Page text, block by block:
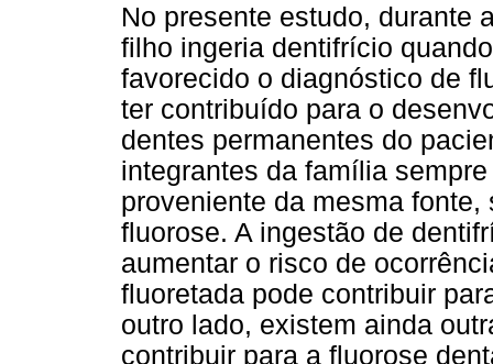
No presente estudo, durante
filho ingeria dentifrício
favorecido o diagnóstico de
ter contribuído para o
dentes permanentes do
integrantes da família
proveniente da mesma
fluorose. A ingestão de
aumentar o risco de
fluoretada pode contribuir
outro lado, existem ainda
contribuir para a fluorose